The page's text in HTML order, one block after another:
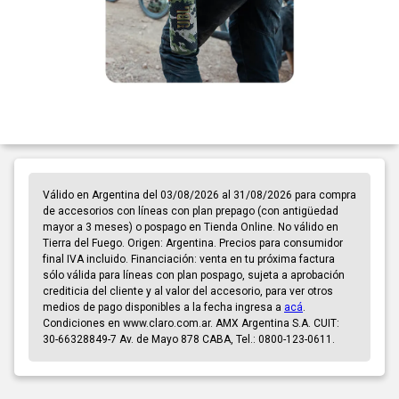
Válido en Argentina del 03/08/2026 al 31/08/2026 para compra
de accesorios con líneas con plan prepago (con antigüedad
mayor a 3 meses) o pospago en Tienda Online. No válido en
Tierra del Fuego. Origen: Argentina. Precios para consumidor
final IVA incluido. Financiación: venta en tu próxima factura
sólo válida para líneas con plan pospago, sujeta a aprobación
crediticia del cliente y al valor del accesorio, para ver otros
medios de pago disponibles a la fecha ingresa a acá
Condiciones en www.claro.com.ar. AMX Argentina S.A. CUIT:
30-66328849-7 Av. de Mayo 878 CABA, Tel.: 0800-123-0611.